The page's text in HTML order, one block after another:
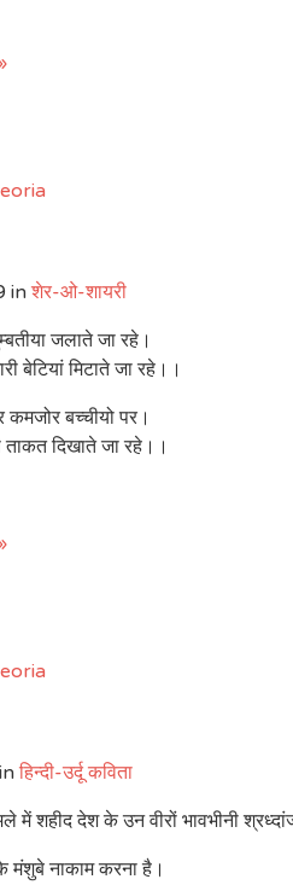
in शेर-ओ-शायरी
जलाते जा रहे।
बेटियां मिटाते जा रहे।।
बच्चीयो पर।
ताकत दिखाते जा रहे।।
in हिन्दी-उर्दू कविता
में शहीद देश के उन वीरों भावभीनी
नाकाम करना है।